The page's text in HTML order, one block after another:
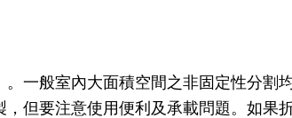
一般室內大面積空間之非固定性分割
但要注意使用便利及承載問題。如果